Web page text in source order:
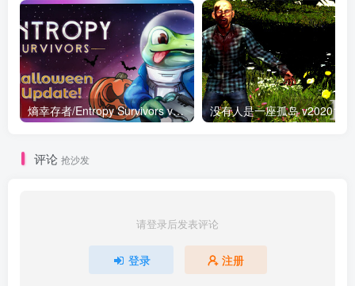
熵幸存者/Entropy Survivors v1.5.2.24984|动作冒险|容量4.2G|免安装绿色中文版
评论 抢沙发
请登录后发表评论
登录 注册